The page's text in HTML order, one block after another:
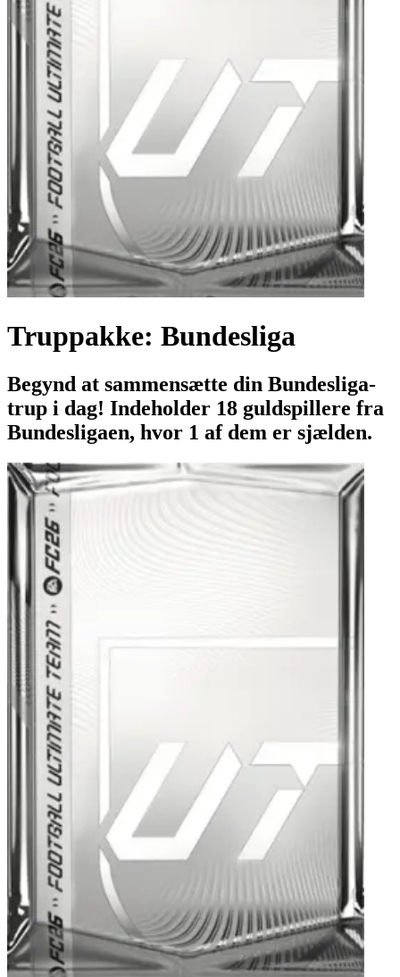
Truppakke: Bundesliga
Begynd at sammensætte din Bundesliga-
trup i dag! Indeholder 18 guldspillere fra
Bundesligaen, hvor 1 af dem er sjælden.